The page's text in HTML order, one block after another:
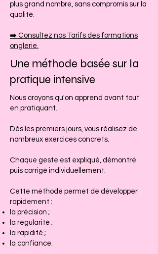
plus grand nombre, sans compromis sur la
qualité.
➡️ Consultez nos Tarifs des formations
onglerie.
Une méthode basée sur la
pratique intensive
Nous croyons qu'on apprend avant tout
en pratiquant.
Dès les premiers jours, vous réalisez de
nombreux exercices concrets.
Chaque geste est expliqué, démontré
puis corrigé individuellement.
Cette méthode permet de développer
rapidement :
la précision ;
la régularité ;
la rapidité ;
la confiance.